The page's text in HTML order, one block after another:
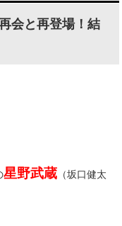
会と再登場！結
星野武蔵 （坂口健太